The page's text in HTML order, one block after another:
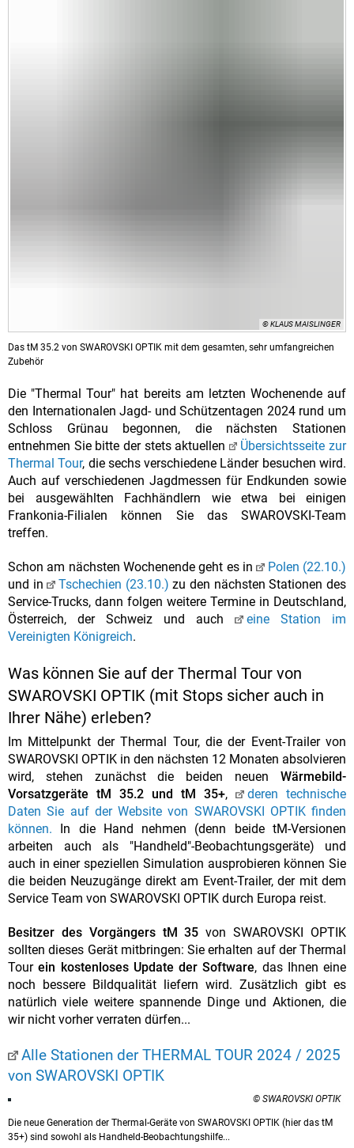
© KLAUS MAISLINGER
Das tM 35.2 von SWAROVSKI OPTIK mit dem gesamten, sehr umfangreichen
Zubehör
Die "Thermal Tour" hat bereits am letzten Wochenende auf
den Internationalen Jagd- und Schützentagen 2024 rund um
Schloss Grünau begonnen, die nächsten Stationen
entnehmen Sie bitte der stets aktuellen
Übersichtsseite zur
Thermal Tour, die sechs verschiedene Länder besuchen wird.
Auch auf verschiedenen Jagdmessen für Endkunden sowie
bei ausgewählten Fachhändlern wie etwa bei einigen
Frankonia-Filialen können Sie das SWAROVSKI-Team
treffen.
Schon am nächsten Wochenende geht es in
Polen (22.10.)
und in
Tschechien (23.10.) zu den nächsten Stationen des
Service-Trucks, dann folgen weitere Termine in Deutschland,
Österreich, der Schweiz und auch
eine Station im
Vereinigten Königreich.
Was können Sie auf der Thermal Tour von
SWAROVSKI OPTIK (mit Stops sicher auch in
Ihrer Nähe) erleben?
Im Mittelpunkt der Thermal Tour, die der Event-Trailer von
SWAROVSKI OPTIK in den nächsten 12 Monaten absolvieren
wird, stehen zunächst die beiden neuen Wärmebild-
Vorsatzgeräte tM 35.2 und tM 35+,
deren technische
Daten Sie auf der Website von SWAROVSKI OPTIK finden
können. In die Hand nehmen (denn beide tM-Versionen
arbeiten auch als "Handheld"-Beobachtungsgeräte) und
auch in einer speziellen Simulation ausprobieren können Sie
die beiden Neuzugänge direkt am Event-Trailer, der mit dem
Service Team von SWAROVSKI OPTIK durch Europa reist.
Besitzer des Vorgängers tM 35 von SWAROVSKI OPTIK
sollten dieses Gerät mitbringen: Sie erhalten auf der Thermal
Tourein kostenloses Update der Software, das Ihnen eine
noch bessere Bildqualität liefern wird. Zusätzlich gibt es
natürlich viele weitere spannende Dinge und Aktionen, die
wir nicht vorher verraten dürfen...
Alle Stationen der THERMAL TOUR 2024 / 2025
von SWAROVSKI OPTIK
© SWAROVSKI OPTIK
Die neue Generation der Thermal-Geräte von SWAROVSKI OPTIK (hier das tM
35+) sind sowohl als Handheld-Beobachtungshilfe...